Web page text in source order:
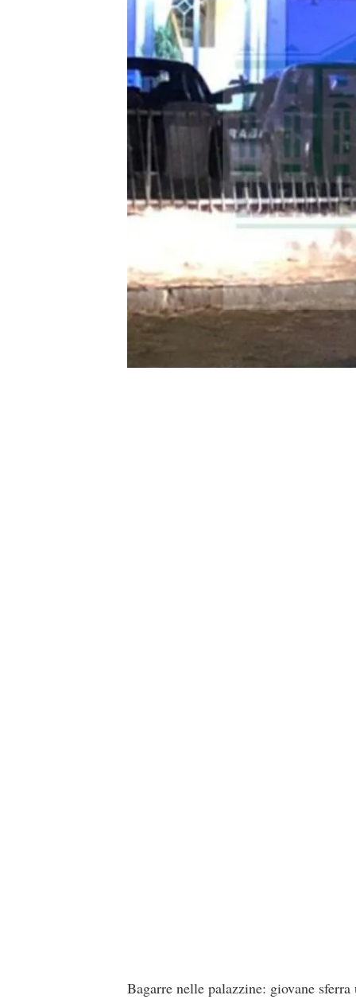
Bagarre nelle palazzine: giovane